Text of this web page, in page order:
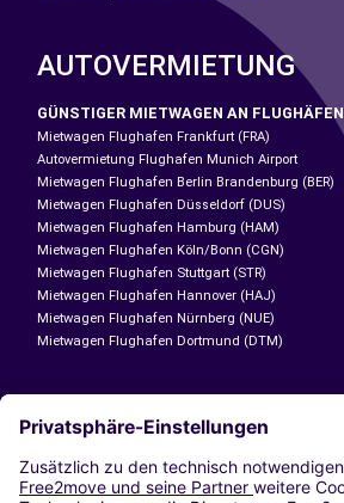
AUTOVERMIETUNG
GÜNSTIGER MIETWAGEN AN FLUGHÄFEN
Mietwagen Flughafen Frankfurt (FRA)
Autovermietung Flughafen Munich Airport
Mietwagen Flughafen Berlin Brandenburg (BER)
Mietwagen Flughafen Düsseldorf (DUS)
Mietwagen Flughafen Hamburg (HAM)
Mietwagen Flughafen Köln/Bonn (CGN)
Mietwagen Flughafen Stuttgart (STR)
Mietwagen Flughafen Hannover (HAJ)
Mietwagen Flughafen Nürnberg (NUE)
Mietwagen Flughafen Dortmund (DTM)
CARSHARING
UNSERE STÄDTE
Paris